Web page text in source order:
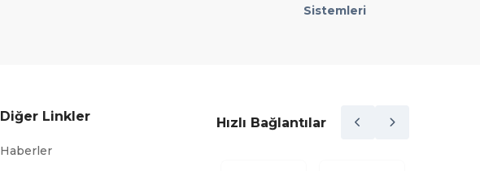
Sistemleri
Diğer Linkler
Haberler
Hızlı Bağlantılar